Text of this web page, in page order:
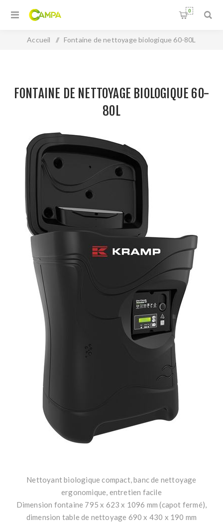
0
Accueil / Fontaine de nettoyage biologique 60-80L
FONTAINE DE NETTOYAGE BIOLOGIQUE 60-
80L
Nettoyant biologique compact, banc de nettoyage
ergonomique, entretien facile
Dimension fontaine 795 x 623 x 1096 mm (capot fermé),
dimension table de nettoyage 690 x 430 x 190 mm